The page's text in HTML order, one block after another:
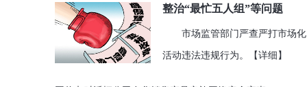
整治“最忙五人组”等问题
市场监管部门严查严打市场化
活动违法违规行为。 【详细】